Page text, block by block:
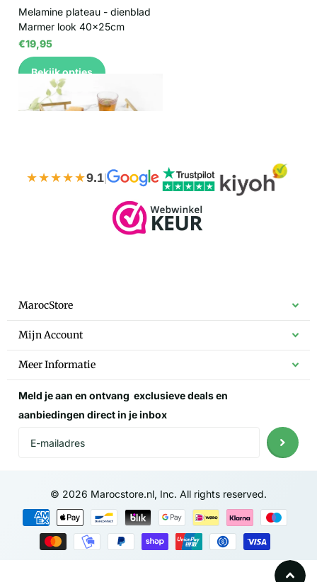
Melamine plateau - dienblad
Marmer look 40x25cm
€19,95
Bekijk opties
★★★★★9.1 |
MarocStore
Mijn Account
Meer Informatie
Meld je aan en ontvang exclusieve dealsen
aanbiedingen direct in je inbox
© 2026 Marocstore.nl, Inc. All rights reserved.